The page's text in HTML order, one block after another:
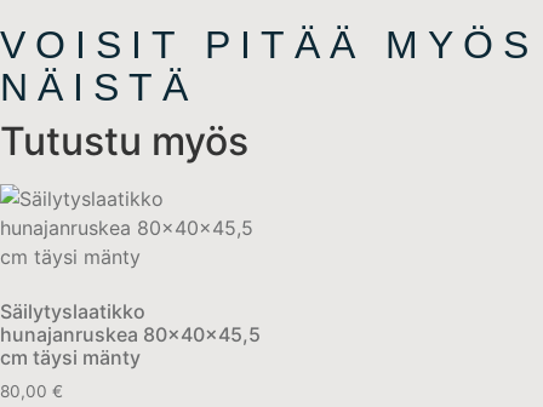
VOISIT PITÄÄ MYÖS
NÄISTÄ
Tutustu myös
Säilytyslaatikko
hunajanruskea 80x40x45,5
cm täysi mänty
80,00 €